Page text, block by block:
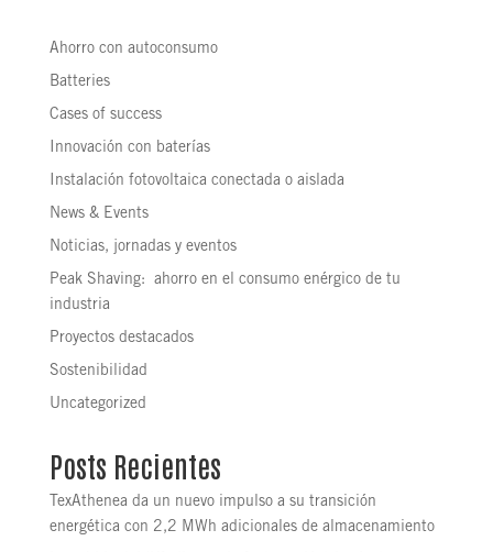
Ahorro con autoconsumo
Batteries
Cases of success
Innovación con baterías
Instalación fotovoltaica conectada o aislada
News & Events
Noticias, jornadas y eventos
Peak Shaving: ahorro en el consumo enérgico de tu
industria
Proyectos destacados
Sostenibilidad
Uncategorized
Posts Recientes
TexAthenea da un nuevo impulso a su transición
energética con 2,2 MWh adicionales de almacenamiento